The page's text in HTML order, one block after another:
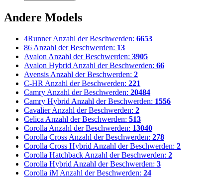
Andere Models
4Runner Anzahl der Beschwerden: 6653
86 Anzahl der Beschwerden: 13
Avalon Anzahl der Beschwerden: 3905
Avalon Hybrid Anzahl der Beschwerden: 66
Avensis Anzahl der Beschwerden: 2
C-HR Anzahl der Beschwerden: 221
Camry Anzahl der Beschwerden: 20484
Camry Hybrid Anzahl der Beschwerden: 1556
Cavalier Anzahl der Beschwerden: 2
Celica Anzahl der Beschwerden: 513
Corolla Anzahl der Beschwerden: 13040
Corolla Cross Anzahl der Beschwerden: 278
Corolla Cross Hybrid Anzahl der Beschwerden: 2
Corolla Hatchback Anzahl der Beschwerden: 2
Corolla Hybrid Anzahl der Beschwerden: 3
Corolla iM Anzahl der Beschwerden: 24